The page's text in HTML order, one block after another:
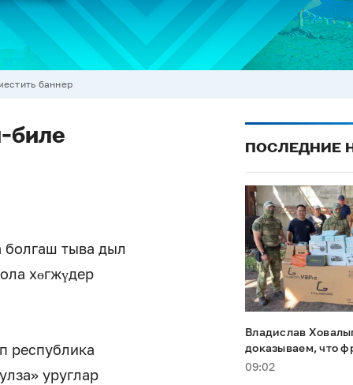
баннер
биле
болгаш тыва дыл
хөгжүдер
республика
уруглар
ПОСЛЕДНИЕ
Владислав
доказываем, что
09:02